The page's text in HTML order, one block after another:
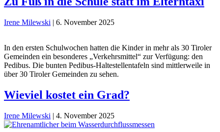
Irene Milewski | 6. November 2025
In den ersten Schulwochen hatten die Kinder in mehr als 30 Tiroler
Gemeinden ein besonderes „Verkehrsmittel“ zur Verfügung: den
Pedibus. Die bunten Pedibus-Haltestellentafeln sind mittlerweile in
über 30 Tiroler Gemeinden zu sehen.
Wieviel kostet ein Grad?
Irene Milewski | 4. November 2025